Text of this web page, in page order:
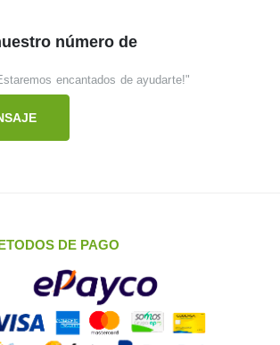
número de
encantados de ayudarte!"
DE PAGO